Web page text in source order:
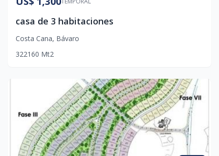
casa de 3 habitaciones
Costa Cana, Bávaro
322160 Mt2